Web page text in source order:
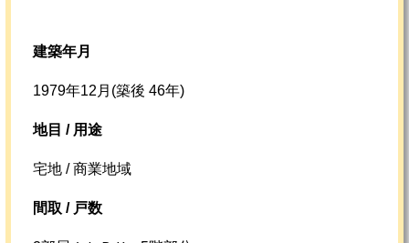
建築年月
1979年12月(築後 46年)
地目 / 用途
宅地 / 商業地域
間取 / 戸数